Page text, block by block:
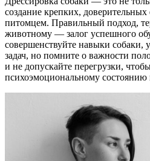
создание крепких,
питомцем. Правильный подход,
животному — залог успешного
совершенствуйте навыки собаки,
задач, но помните о важности
и не допускайте перегрузки,
психоэмоциональному состоянию